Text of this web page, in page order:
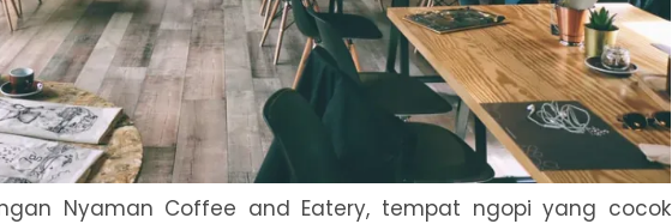
Nyaman Coffee and Eatery, tempat ngopi yang cocok